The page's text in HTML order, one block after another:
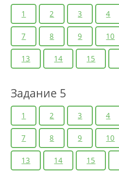
1 2 3 4
7 8 9 10
13 14 15
Задание 5
1 2 3 4
7 8 9 10
13 14 15